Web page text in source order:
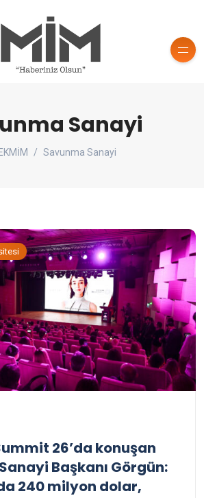
Sanayi
Savunma Sanayi
26’da konuşan
Başkanı Görgün:
240 milyon dolar,